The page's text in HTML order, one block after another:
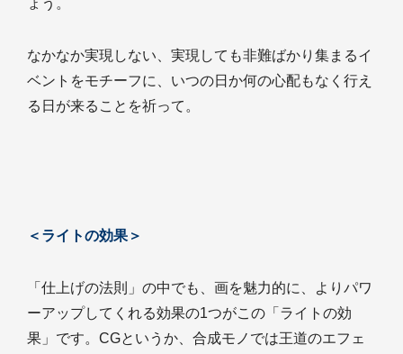
ょう。
なかなか実現しない、実現しても非難ばかり集まるイ
ベントをモチーフに、いつの日か何の心配もなく行え
る日が来ることを祈って。
＜ライトの効果＞
「仕上げの法則」の中でも、画を魅力的に、よりパワ
ーアップしてくれる効果の1つがこの「ライトの効
果」です。CGというか、合成モノでは王道のエフェ